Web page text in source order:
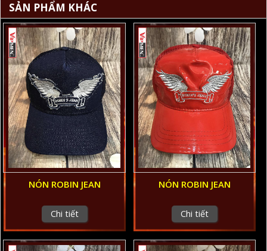
SẢN PHẨM KHÁC
NÓN ROBIN JEAN
Chi tiết
NÓN ROBIN JEAN
Chi tiết